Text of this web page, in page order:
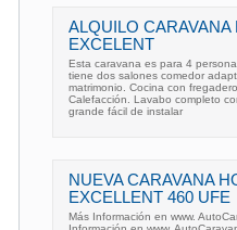
ALQUILO CARAVANA
EXCELENT
Esta caravana es para 4
tiene dos salones comedor
matrimonio. Cocina con
Calefacción. Lavabo completo
grande fácil de instalar
NUEVA CARAVANA
EXCELLENT 460 UFE
Más Información en www.